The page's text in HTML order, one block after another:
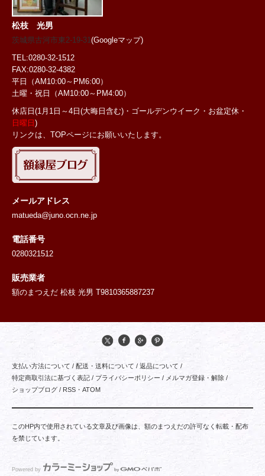
松枝 光男
茨城県古河市東2-19-31(Googleマップ)
TEL:0280-32-1512
FAX:0280-32-4382
平日（AM10:00～PM6:00）
土曜・祝日
（AM10:00～PM4:00）
休店日(1月1日～4日(大晦日含む)・ゴールデンウイーク・お盆定休・
日曜日 )
リンクは、TOPページにお願いいたします。
メールアドレス
matueda@juno.ocn.ne.jp
電話番号
0280321512
販売業者
額のまつえだ 松枝 光男 T9810365887237
支払い方法について / 配送・送料について / 返品について /
特定商取引法に基づく表記 / プライバシーポリシー / メルマガ登録・解除 /
ショップブログ / RSS ・ ATOM
このHP内で使用されている文章及び画像は、額のまつえだの許可なく転載・配布
を禁じています。
Powered by